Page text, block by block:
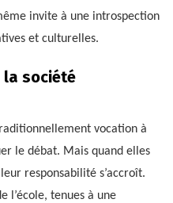
invite à une introspection
et culturelles.
la société
vocation à
le débat. Mais quand elles
responsabilité s’accroît.
l’école, tenues à une